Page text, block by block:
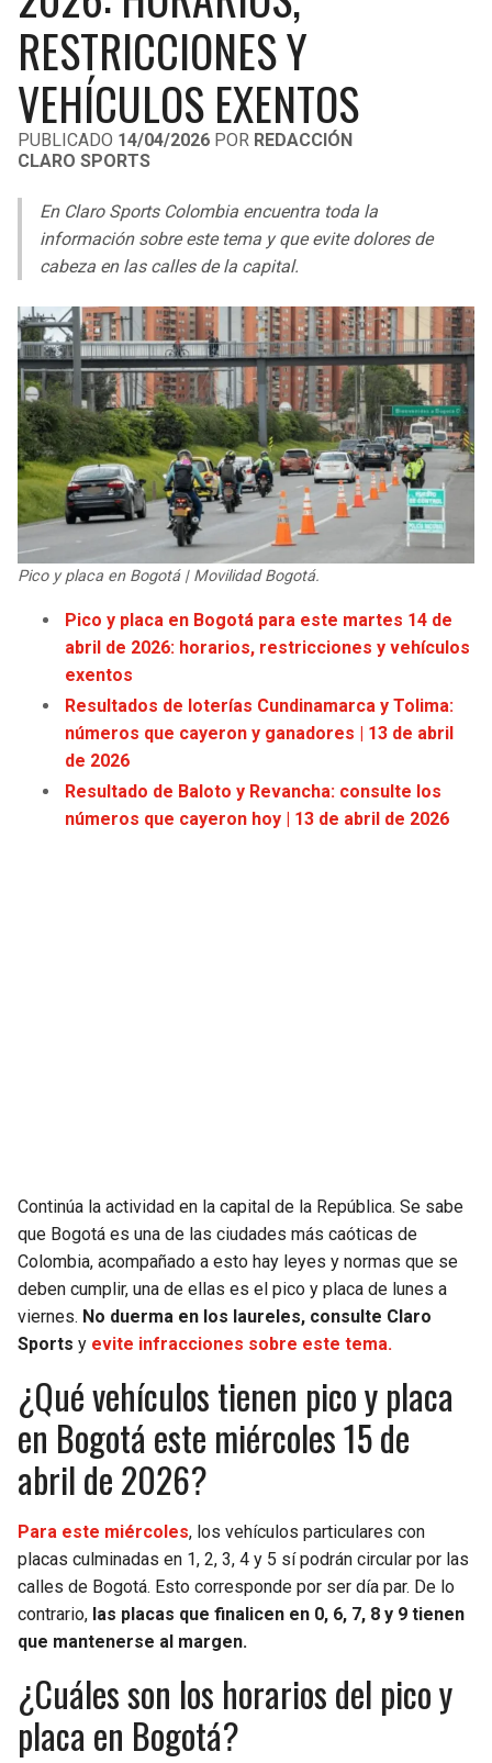
LIGA DE EXPANSIÓN MX
LEAGUES CUP
UEFA EUROPA LEAGUE
UEFA CONFERENCE LEAGUE
MLS
COPA LIBERTADORES
COPA SUDAMERICANA
LIGA BETPLAY
OTRAS LIGAS
RAIDERS
CHARGERS
RAVENS
STEELERS
TEXANS
COLTS
JAGUARS
TITANS
COWBOYS
GIANTS
EAGLES
COMMANDERS
PACKERS
VIKINGS
FALCONS
SAINTS
BUCCANEERS
CAVALIERS
PISTONS
PACERS
HORNETS
HEAT
MAGIC
WIZARDS
WARRIORS
CLIPPERS
LAKERS
SUNS
KINGS
TIMBERWOLVES
THUNDER
TRAIL BLAZERS
RESTRICCIONES Y
VEHÍCULOS EXENTOS
PUBLICADO 14/04/2026 POR REDACCIÓN
CLARO SPORTS
En Claro Sports Colombia encuentra toda la
información sobre este tema y que evite dolores de
cabeza en las calles de la capital.
Pico y placa en Bogotá | Movilidad Bogotá.
Pico y placa en Bogotá para este martes 14 de
abril de 2026: horarios, restricciones y vehículos
exentos
Resultados de loterías Cundinamarca y Tolima:
números que cayeron y ganadores | 13 de abril
de 2026
Resultado de Baloto y Revancha: consulte los
números que cayeron hoy | 13 de abril de 2026
Continúa la actividad en la capital de la República. Se sabe
que Bogotá es una de las ciudades más caóticas de
Colombia, acompañado a esto hay leyes y normas que se
deben cumplir, una de ellas es el pico y placa de lunes a
viernes. No duerma en los laureles, consulte Claro
Sports y evite infracciones sobre este tema.
¿Qué vehículos tienen pico y placa
en Bogotá este miércoles 15 de
abril de 2026?
Para este miércoles, los vehículos particulares con
placas culminadas en 1, 2, 3, 4 y 5 sí podrán circular por las
calles de Bogotá. Esto corresponde por ser día par. De lo
contrario, las placas que finalicen en 0, 6, 7, 8 y 9 tienen
que mantenerse al margen.
¿Cuáles son los horarios del pico y
placa en Bogotá?